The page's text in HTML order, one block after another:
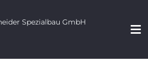
Spezialbau GmbH